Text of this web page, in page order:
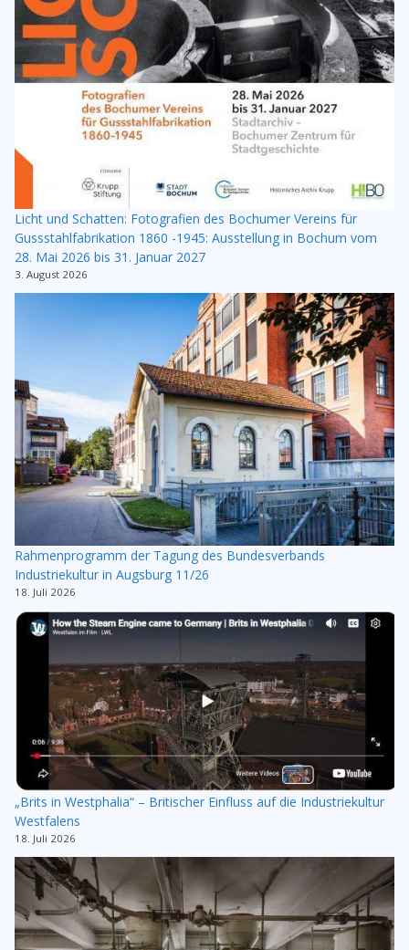
Licht und Schatten: Fotografien des Bochumer Vereins für
Gussstahlfabrikation 1860 -1945: Ausstellung in Bochum vom
28. Mai 2026 bis 31. Januar 2027
3. August 2026
Rahmenprogramm der Tagung des Bundesverbands
Industriekultur in Augsburg 11/26
18. Juli 2026
„Brits in Westphalia“ – Britischer Einfluss auf die Industriekultur
Westfalens
18. Juli 2026